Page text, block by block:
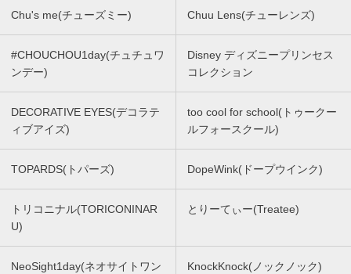
Chu's me(チューズミー) Chuu Lens(チューレンズ)
#CHOUCHOU1day(チュチュワ
ンデー)
Disney ディズニープリンセス
コレクション
DECORATIVE EYES(デコラテ
ィブアイズ)
too cool for school(トゥークー
ルフォースクール)
TOPARDS(トパーズ) DopeWink(ドープウインク)
トリコニナル(TORICONINAR
U)
とりーてぃー(Treatee)
NeoSight1day(ネオサイトワン
KnockKnock(ノックノック)